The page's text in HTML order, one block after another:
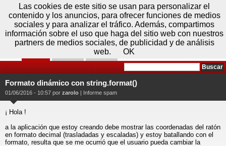
Videos
Formato dinámico con string.format()
01/06/2016 - 10:57 por zarolo | Informe spam
¡ Hola !
a la aplicación que estoy creando debe mostrar las coordenadas del ratón
en formato decimal (trasladadas y escaladas) y estoy batallando con el
formato, resulta que se me ocurrió que el usuario pueda cambiar la
Jueves 06 de agosto - 16:51 Registrar Conectar
Las cookies de este sitio se usan para personalizar el
contenido y los anuncios, para ofrecer funciones de medios
sociales y para analizar el tráfico. Además, compartimos
información sobre el uso que haga del sitio web con nuestros
partners de medios sociales, de publicidad y de análisis
web.
OK